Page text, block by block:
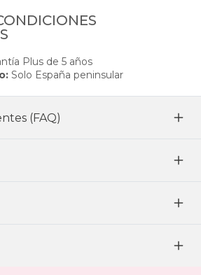
Plus de 5 años
Solo España peninsular
(FAQ)